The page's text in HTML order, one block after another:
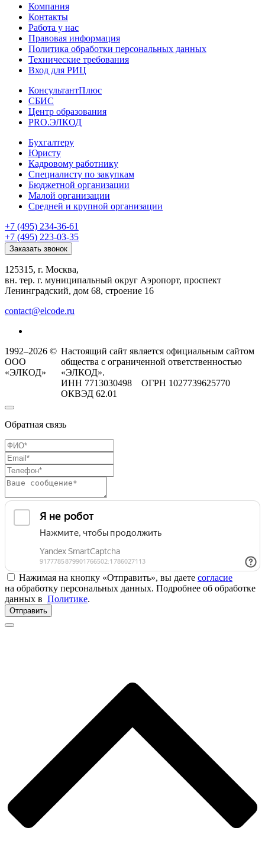
Компания
Контакты
Работа у нас
Правовая информация
Политика обработки персональных данных
Технические требования
Вход для РИЦ
КонсультантПлюс
СБИС
Центр образования
PRO.ЭЛКОД
Бухгалтеру
Юристу
Кадровому работнику
Специалисту по закупкам
Бюджетной организации
Малой организации
Средней и крупной организации
+7 (495) 234-36-61
+7 (495) 223-03-35
Заказать звонок
125315, г. Москва,
вн. тер. г. муниципальный округ Аэропорт, проспект
Ленинградский, дом 68, строение 16
contact@elcode.ru
1992–2026 ©
ООО
«ЭЛКОД»
Настоящий сайт является официальным сайтом
общества с ограниченной ответственностью
«ЭЛКОД».
ИНН 7713030498 ОГРН 1027739625770
ОКВЭД 62.01
Обратная связь
Нажимая на кнопку «Отправить», вы даете согласие
на обработку персональных данных. Подробнее об обработке
данных в Политике.
Отправить